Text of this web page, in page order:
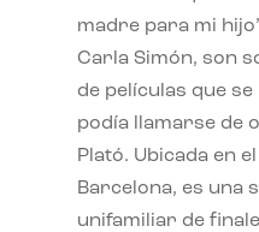
madre para mi
Carla Simón, son
de películas que
podía llamarse de
Plató. Ubicada en
Barcelona, es una
unifamiliar de